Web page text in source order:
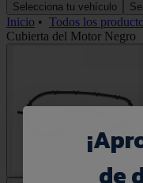
Selecciona tu vehículo
Inicio • Todos los
Cubierta del Motor Negro
¡
de